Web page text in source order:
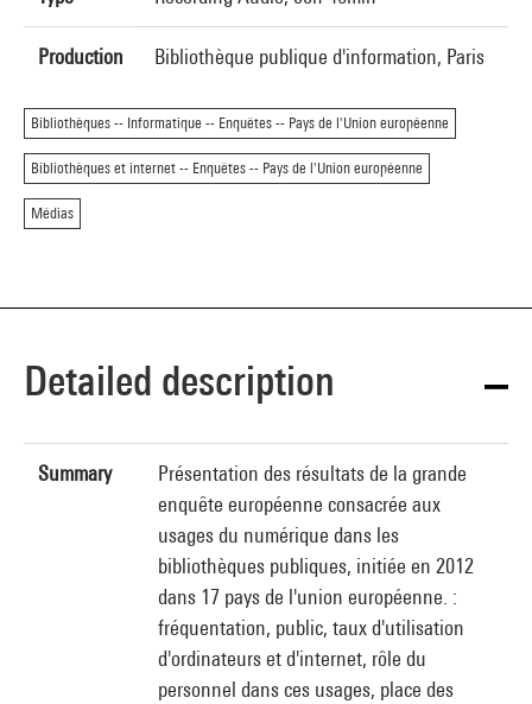
Production Bibliothèque publique d'information, Paris
Bibliothèques -- Informatique -- Enquêtes -- Pays de l'Union européenne
Bibliothèques et internet -- Enquêtes -- Pays de l'Union européenne
Médias
Detailed description
Summary
Présentation des résultats de la grande
enquête européenne consacrée aux
usages du numérique dans les
bibliothèques publiques, initiée en 2012
dans 17 pays de l'union européenne. :
fréquentation, public, taux d'utilisation
d'ordinateurs et d'internet, rôle du
personnel dans ces usages, place des